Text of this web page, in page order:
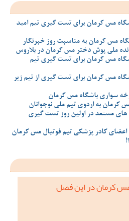
مس کرمان برای تست گیری تیم امید
مس کرمان به مناسبت روز خبرنگار
ملی پوش دختر مس کرمان در بلاروس
مس کرمان برای تست گیری تیم
مس کرمان برای تست گیری از تیم زیر
سواری باشگاه مس کرمان
کرمان به اردوی تیم ملی نوجوانان
مستعد در اولین روز تست گیری
اعضای کادر پزشکی تیم فوتبال مس کرمان
مس کرمان در این فصل